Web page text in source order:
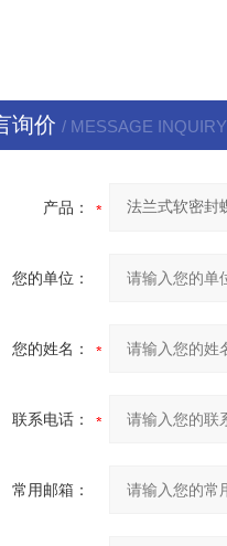
询价 / MESSAGE INQUIRY
产品：
您的单位：
您的姓名：
联系电话：
常用邮箱：